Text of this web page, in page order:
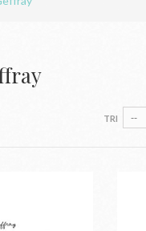
TRI --